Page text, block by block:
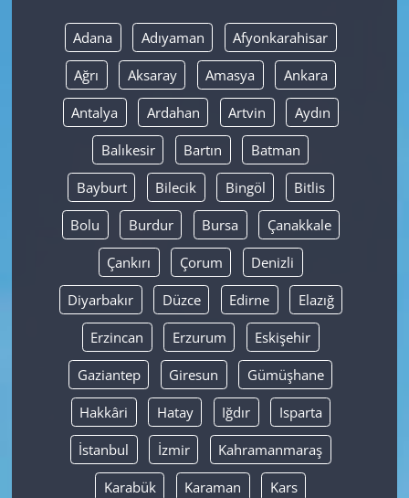
Adana Adıyaman Afyonkarahisar
Ağrı Aksaray Amasya Ankara
Antalya Ardahan Artvin Aydın
Balıkesir Bartın Batman
Bayburt Bilecik Bingöl Bitlis
Bolu Burdur Bursa Çanakkale
Çankırı Çorum Denizli
Diyarbakır Düzce Edirne Elazığ
Erzincan Erzurum Eskişehir
Gaziantep Giresun Gümüşhane
Hakkâri Hatay Iğdır Isparta
İstanbul İzmir Kahramanmaraş
Karabük Karaman Kars